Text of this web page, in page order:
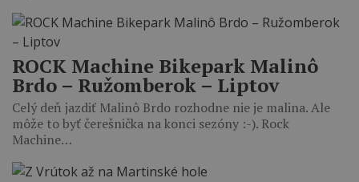
ROCK Machine Bikepark Malinô
Brdo – Ružomberok – Liptov
Celý deň jazdiť Malinô Brdo rozhodne nie je malina. Ale
môže to byť čerešnička na konci sezóny :-). Rock
Machine…